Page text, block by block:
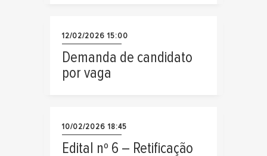
12/02/2026 15:00
Demanda de candidato
por vaga
10/02/2026 18:45
Edital nº 6 – Retificação